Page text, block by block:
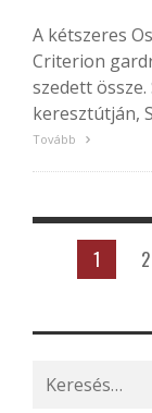
A kétszeres
Criterion
szedett
keresztútján,
Tovább
1 2
Search
for: